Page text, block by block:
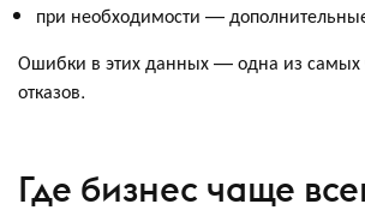
при необходимости —
Ошибки в этих данных — одна из самых
отказов.
Где бизнес чаще